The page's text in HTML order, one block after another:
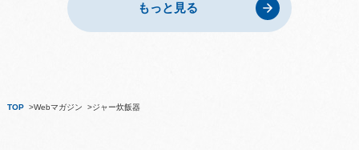
もっと見る
TOP Webマガジン ジャー炊飯器